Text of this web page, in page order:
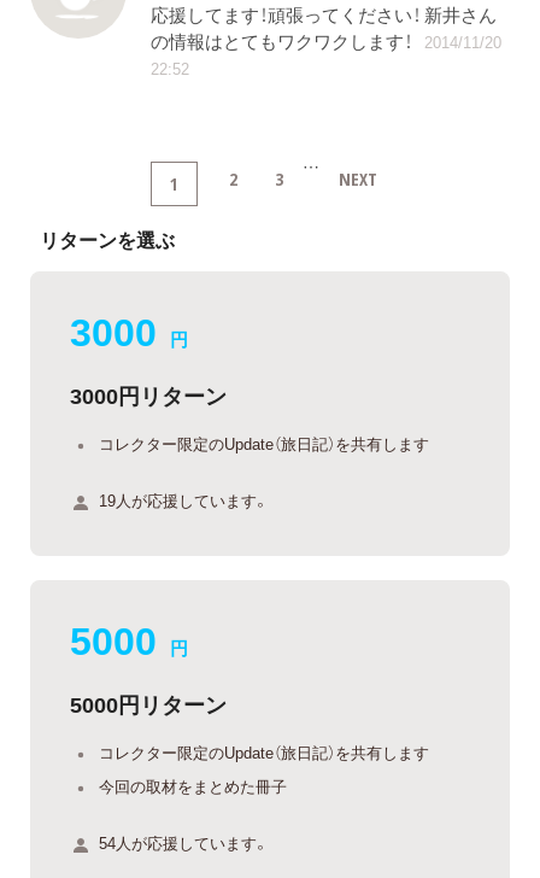
応援してます！頑張ってください！ 新井さん
の情報はとてもワクワクします！
2014/11/20
22:52
1 2 3 … NEXT
リターンを選ぶ
3000 円
3000円リターン
コレクター限定のUpdate（旅日記）を共有します
19人が応援しています。
5000 円
5000円リターン
コレクター限定のUpdate（旅日記）を共有します
今回の取材をまとめた冊子
54人が応援しています。